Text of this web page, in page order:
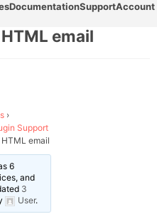
DocumentationSupportAccount
email
›
Support
email
6
and
3
User.